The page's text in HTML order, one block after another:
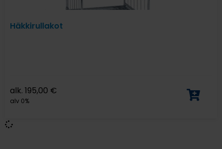
Häkkirullakot
alk. 195,00 €
alv 0%